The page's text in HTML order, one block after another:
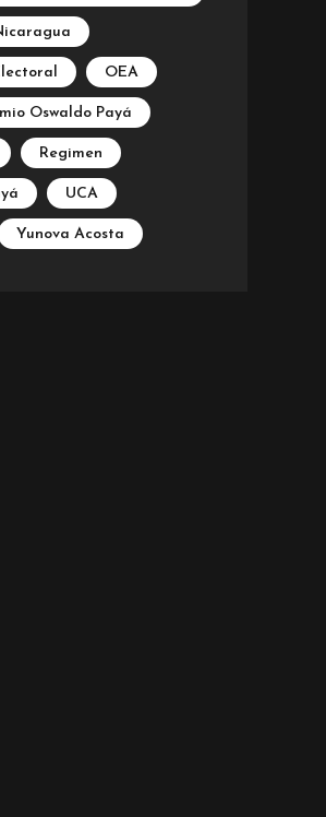
OEA
Oswaldo Payá
Regimen
UCA
Yunova Acosta